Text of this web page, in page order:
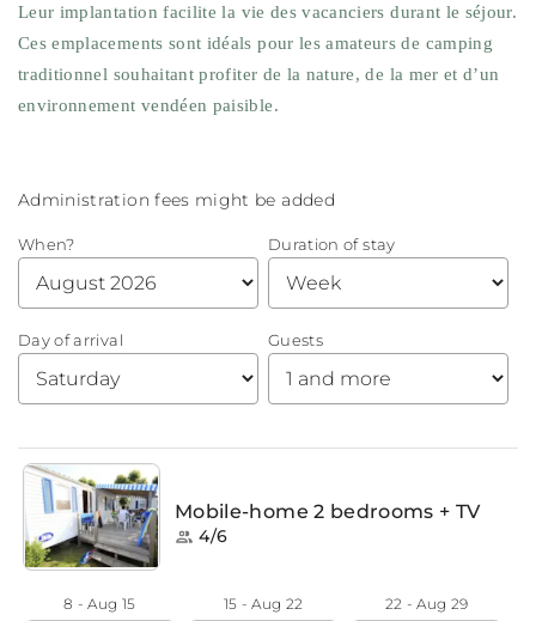
Leur implantation facilite la vie des vacanciers durant le séjour.
Ces emplacements sont idéals pour les amateurs de camping
traditionnel souhaitant profiter de la nature, de la mer et d’un
environnement vendéen paisible.